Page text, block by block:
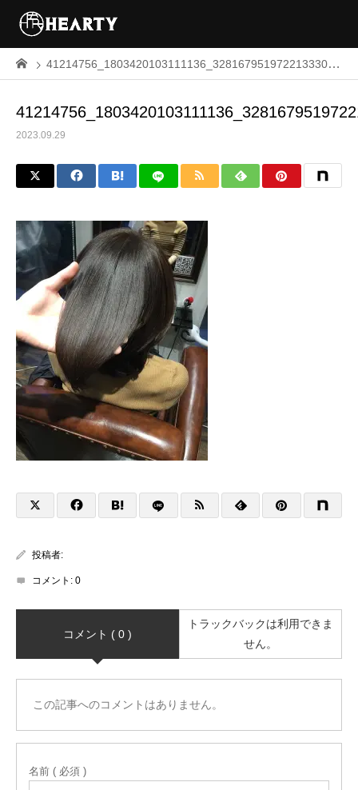
41214756_1803420103111136_3281679519722133309_n
2023.09.29
投稿者:
コメント: 0
コメント ( 0 )
トラックバックは利用できま
せん。
この記事へのコメントはありません。
名前 ( 必須 )